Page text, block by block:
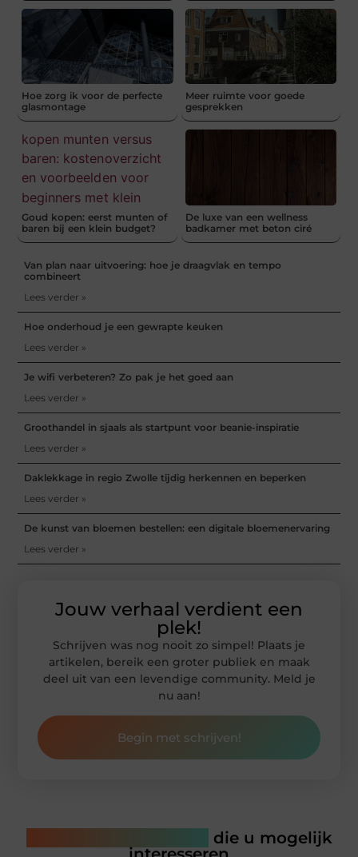
Hoe zorg ik voor de perfecte
glasmontage
Meer ruimte voor goede
gesprekken
Goud kopen: eerst munten of
baren bij een klein budget?
De luxe van een wellness
badkamer met beton ciré
Van plan naar uitvoering: hoe je draagvlak en tempo
combineert
Lees verder »
Hoe onderhoud je een gewrapte keuken
Lees verder »
Je wifi verbeteren? Zo pak je het goed aan
Lees verder »
Groothandel in sjaals als startpunt voor beanie-inspiratie
Lees verder »
Daklekkage in regio Zwolle tijdig herkennen en beperken
Lees verder »
De kunst van bloemen bestellen: een digitale bloemenervaring
Lees verder »
Jouw verhaal verdient een
plek!
Schrijven was nog nooit zo simpel! Plaats je
artikelen, bereik een groter publiek en maak
deel uit van een levendige community. Meld je
nu aan!
Begin met schrijven!
die u mogelijk